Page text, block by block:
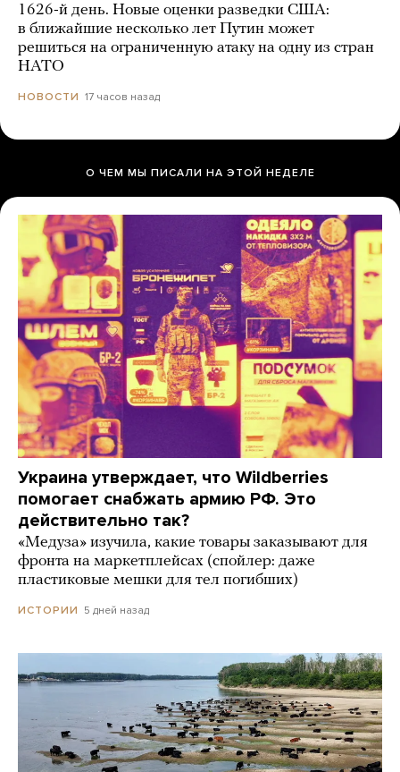
1626-й день. Новые оценки разведки США:
в ближайшие несколько лет Путин может
решиться на ограниченную атаку на одну из стран
НАТО
НОВОСТИ 17 часов назад
О ЧЕМ МЫ ПИСАЛИ НА ЭТОЙ НЕДЕЛЕ
Украина утверждает, что Wildberries
помогает снабжать армию РФ. Это
действительно так?
«Медуза» изучила, какие товары заказывают для
фронта на маркетплейсах (спойлер: даже
пластиковые мешки для тел погибших)
ИСТОРИИ 5 дней назад